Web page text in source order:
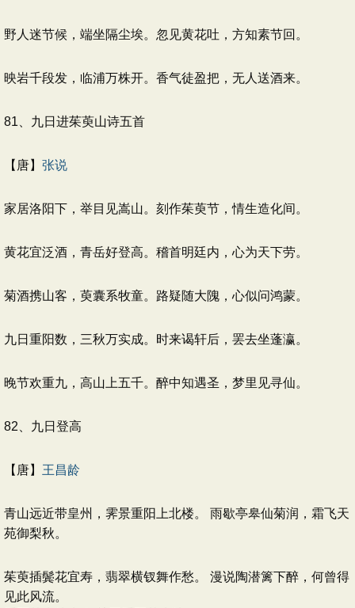
野人迷节候，端坐隔尘埃。忽见黄花吐，方知素节回。
映岩千段发，临浦万株开。香气徒盈把，无人送酒来。
81、九日进茱萸山诗五首
【唐】 张说
家居洛阳下，举目见嵩山。刻作茱萸节，情生造化间。
黄花宜泛酒，青岳好登高。稽首明廷内，心为天下劳。
菊酒携山客，萸囊系牧童。路疑随大隗，心似问鸿蒙。
九日重阳数，三秋万实成。时来谒轩后，罢去坐蓬瀛。
晚节欢重九，高山上五千。醉中知遇圣，梦里见寻仙。
82、九日登高
【唐】 王昌龄
青山远近带皇州，霁景重阳上北楼。 雨歇亭皋仙菊润，霜飞天
苑御梨秋。
茱萸插鬓花宜寿，翡翠横钗舞作愁。 漫说陶潜篱下醉，何曾得
见此风流。